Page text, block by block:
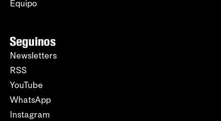
Equipo
Seguinos
Newsletters
RSS
YouTube
WhatsApp
Instagram